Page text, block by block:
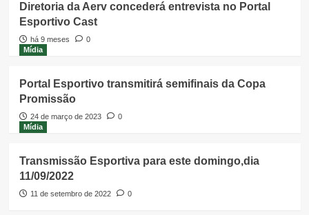
Diretoria da Aerv concederá entrevista no Portal
Esportivo Cast
há 9 meses
0
Mídia
Portal Esportivo transmitirá semifinais da Copa
Promissão
24 de março de 2023
0
Mídia
Transmissão Esportiva para este domingo,dia
11/09/2022
11 de setembro de 2022 0